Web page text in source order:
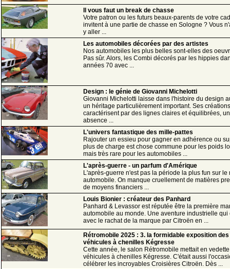
Il vous faut un break de chasse
Votre patron ou les futurs beaux-parents de votre
invitent à une partie de chasse en Sologne ? Vous
y aller ...
Les automobiles décorées par des artistes
Nos automobiles les plus belles sont-elles des
Pas sûr. Alors, les Combi décorés par les hippies
années 70 avec ...
Design : le génie de Giovanni Michelotti
Giovanni Michelotti laisse dans l'histoire du design
un héritage particulièrement important. Ses
caractérisent par des lignes claires et équilibrées,
absence ...
L'univers fantastique des mille-pattes
Rajouter un essieu pour gagner en adhérence ou
plus de charge est chose commune pour les poids
mais très rare pour les automobiles ...
L'après-guerre - un parfum d'Amérique
L'après-guerre n'est pas la période la plus fun sur le
automobile. On manque cruellement de matières
de moyens financiers ...
Louis Bionier : créateur des Panhard
Panhard & Levassor est réputée être la première
automobile au monde. Une aventure industrielle qui
avec le rachat de la marque par Citroën en ...
Rétromobile 2025 : 3. la formidable exposition des
véhicules à chenilles Kégresse
Cette année, le salon Rétromobile mettait en
véhicules à chenilles Kégresse. C'était aussi
célébrer les incroyables Croisières Citroën. Dès ...